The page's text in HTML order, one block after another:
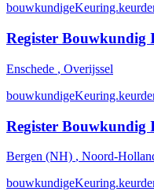
Register Bouwkundig
Enschede , Overijssel
Register Bouwkundig
Bergen (NH) , Noord-